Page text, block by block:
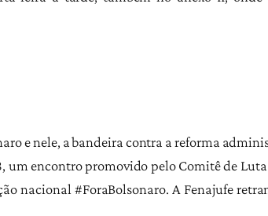
e nele, a bandeira contra a reforma
um encontro promovido pelo Comitê de
nacional #ForaBolsonaro. A Fenajufe